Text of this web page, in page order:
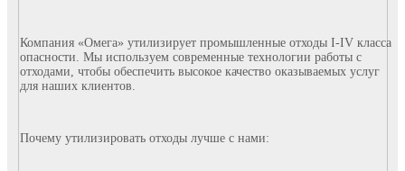
Компания «Омега» утилизирует промышленные отходы I-IV класса
опасности. Мы используем современные технологии работы с
отходами, чтобы обеспечить высокое качество оказываемых услуг
для наших клиентов.
Почему утилизировать отходы лучше с нами: